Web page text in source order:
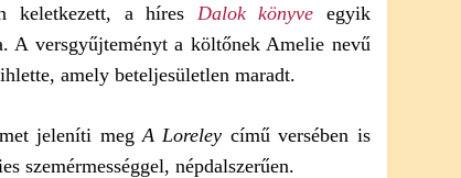
keletkezett, a híres Dalok könyve egyik
A versgyűjteményt a költőnek Amelie nevű
amely beteljesületlen maradt.
jeleníti megA Loreley című versében is
szemérmességgel, népdalszerűen.